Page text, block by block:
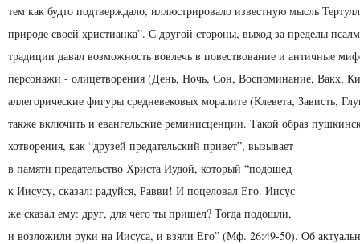
тем как будто подтверждало, иллюстрировало известную мысль
природе своей христианка”. С другой стороны, выход за пределы
традиции давал возможность вовлечь в повествование и античные
персонажи - олицетворения (День, Ночь, Сон, Воспоминание, Вакх,
аллегорические фигуры средневековых моралите (Клевета, Зависть,
также включить и евангельские реминисценции. Такой образ
хотворения, как “друзей предательский привет”, вызывает
в памяти предательство Христа Иудой, который “подошед
к Иисусу, сказал: радуйся, Равви! И поцеловал Его. Иисус
же сказал ему: друг, для чего ты пришел? Тогда подошли,
и возложили руки на Иисуса, и взяли Его” (Мф. 26:49-50). Об